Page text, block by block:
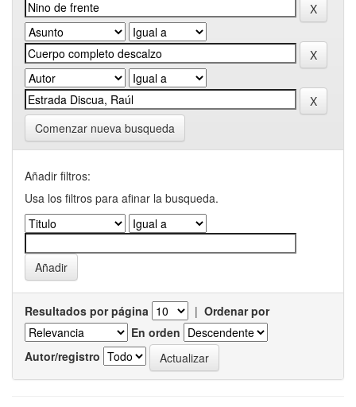
Comenzar nueva busqueda
Añadir filtros:
Usa los filtros para afinar la busqueda.
Resultados por página | Ordenar por
En orden
Autor/registro